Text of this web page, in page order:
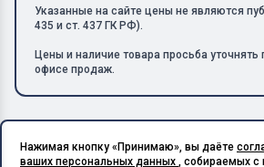
Указанные на сайте цены не являются
435 и ст. 437 ГК РФ).
Цены и наличие товара просьба уточнять
офисе продаж.
Copyright © 2026 ООО «Металлолом-1».
Нажимая кнопку «Принимаю», вы даёте
ваших персональных данных , собираемых